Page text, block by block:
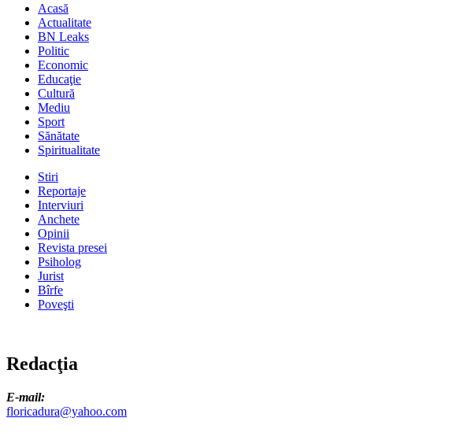
Acasă
Actualitate
BN Leaks
Politic
Economic
Educaţie
Cultură
Mediu
Sport
Sănătate
Spiritualitate
Stiri
Reportaje
Interviuri
Anchete
Opinii
Revista presei
Psiholog
Jurist
Bîrfe
Poveşti
Redacţia
E-mail:
floricadura@yahoo.com